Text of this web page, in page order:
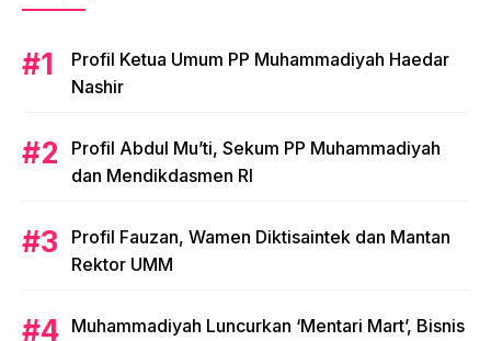
Profil Ketua Umum PP Muhammadiyah Haedar
Nashir
Profil Abdul Mu’ti, Sekum PP Muhammadiyah
dan Mendikdasmen RI
Profil Fauzan, Wamen Diktisaintek dan Mantan
Rektor UMM
Muhammadiyah Luncurkan ‘Mentari Mart’, Bisnis